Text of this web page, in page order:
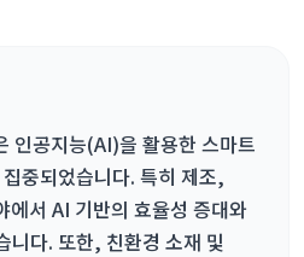
인공지능(AI)을 활용한 스마트
중되었습니다. 특히 제조,
에서 AI 기반의 효율성 증대와
니다. 또한, 친환경 소재 및